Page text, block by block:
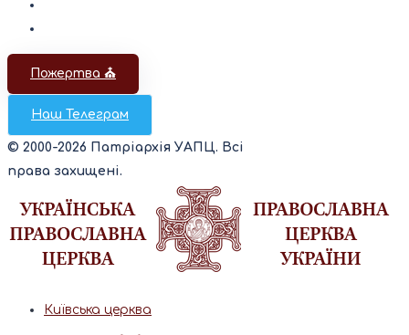
Пожертва ⛪️
Наш Телеграм
© 2000-2026 Патріархія УАПЦ. Всі
права захищені.
Київська церква